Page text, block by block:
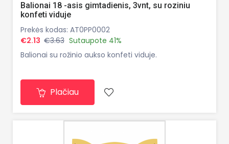
Balionai 18 -asis gimtadienis, 3vnt, su roziniu
konfeti viduje
Prekės kodas: AT0PP0002
€2.13 €3.63 Sutaupote 41%
Balionai su rožinio aukso konfeti viduje.
Plačiau